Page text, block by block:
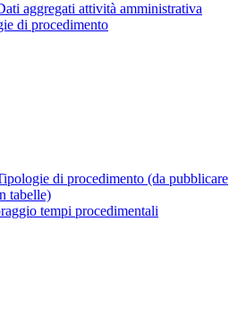
aggregati attività amministrativa
di procedimento
di procedimento (da pubblicare
tabelle)
tempi procedimentali